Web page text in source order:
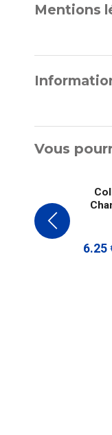
Mentions
Vous
6.25